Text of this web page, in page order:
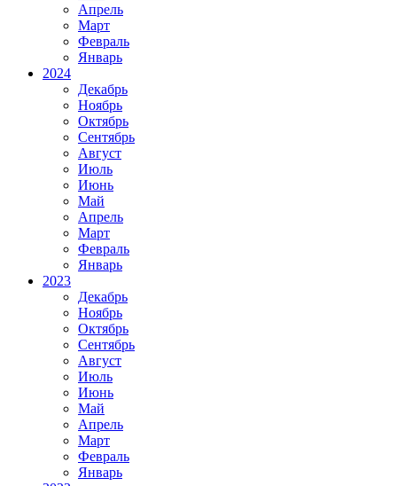
Апрель
Март
Февраль
Январь
2024
Декабрь
Ноябрь
Октябрь
Сентябрь
Август
Июль
Июнь
Май
Апрель
Март
Февраль
Январь
2023
Декабрь
Ноябрь
Октябрь
Сентябрь
Август
Июль
Июнь
Май
Апрель
Март
Февраль
Январь